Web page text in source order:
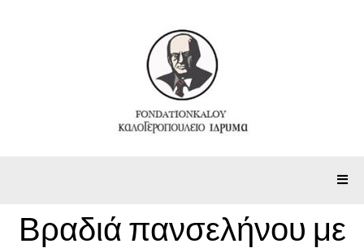
Βραδιά πανσελήνου με